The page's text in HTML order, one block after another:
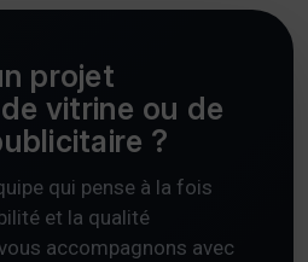
projet
de vitrine ou de
?
qui pense à la fois
et la qualité
accompagnons avec